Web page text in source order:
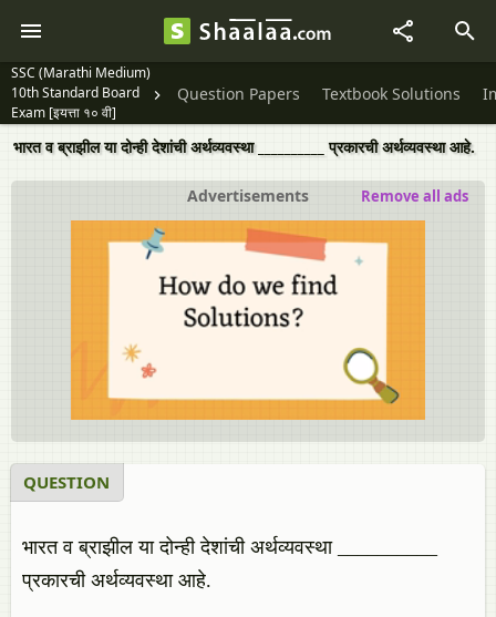
SSC (Marathi Medium)
10th Standard Board
Exam [इयत्ता १० वी]
Question Papers Textbook Solutions
भारत व ब्राझील या दोन्ही देशांची अर्थव्यवस्था __________ प्रकारची अर्थव्यवस्था आहे.
Advertisements Remove all ads
QUESTION
भारत व ब्राझील या दोन्ही देशांची अर्थव्यवस्था __________
प्रकारची अर्थव्यवस्था आहे.